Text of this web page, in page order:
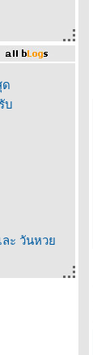
ด
บ
ละ วันหว